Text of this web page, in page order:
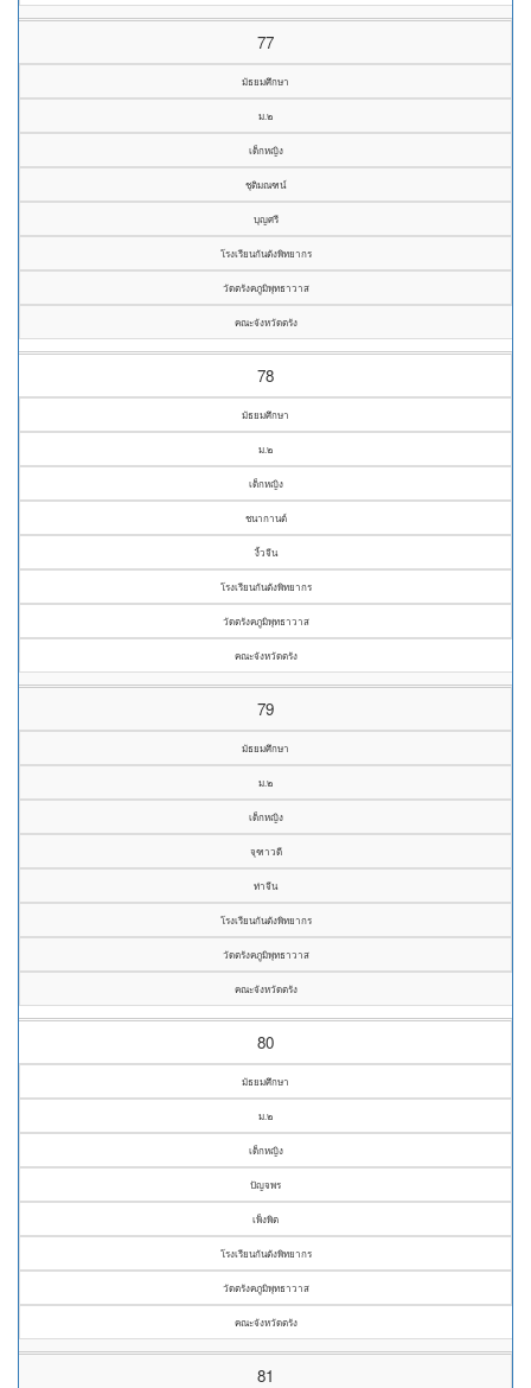
77
มัธยมศึกษา
ม.๒
เด็กหญิง
ชุติมณฑน์
บุญศรี
โรงเรียนกันตังพิทยากร
วัดตรังคภูมิพุทธาวาส
คณะจังหวัดตรัง
78
มัธยมศึกษา
ม.๒
เด็กหญิง
ชนากานต์
งิ้วจีน
โรงเรียนกันตังพิทยากร
วัดตรังคภูมิพุทธาวาส
คณะจังหวัดตรัง
79
มัธยมศึกษา
ม.๒
เด็กหญิง
จุฑาวดี
ท่าจีน
โรงเรียนกันตังพิทยากร
วัดตรังคภูมิพุทธาวาส
คณะจังหวัดตรัง
80
มัธยมศึกษา
ม.๒
เด็กหญิง
ปัญจพร
เพ็งพิต
โรงเรียนกันตังพิทยากร
วัดตรังคภูมิพุทธาวาส
คณะจังหวัดตรัง
81